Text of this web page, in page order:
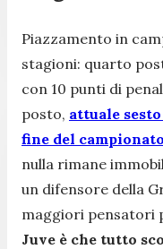
Piazzamento in
stagioni: quarto
con 10 punti di
posto, attuale
fine del campionato
nulla rimane
un difensore della
maggiori pensatori
Juve è che tutto